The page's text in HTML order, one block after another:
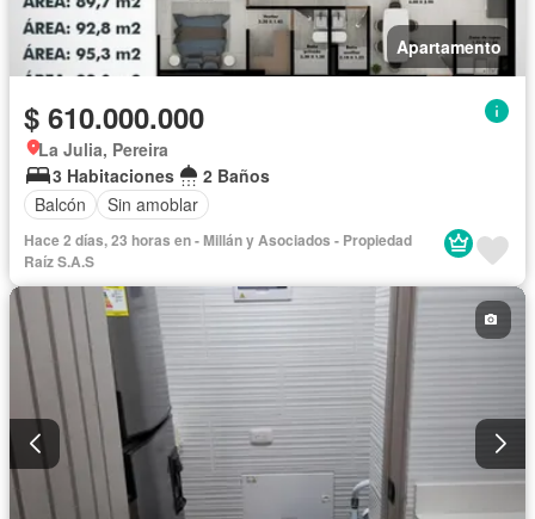
Apartamento
$ 610.000.000
La Julia, Pereira
3 Habitaciones
2 Baños
Balcón
Sin amoblar
Hace 2 días, 23 horas en - Millán y Asociados - Propiedad
Raíz S.A.S